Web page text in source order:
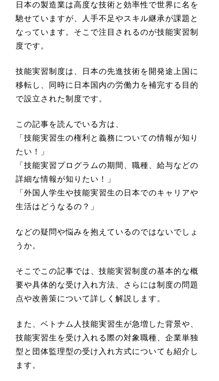
日本の製造業は高度な技術と効率性で世界に名を
馳せていますが、人手不足やスキル継承が課題と
なっています。そこで注目されるのが技能実習制
度です。
技能実習制度は、日本の先進技術を開発途上国に
移転し、同時に日本国内の労働力を補完する目的
で設立された制度です。
この記事を読んでいる方は、
「技能実習生の権利と義務についての情報が知り
たい！」
「技能実習プログラムの期間、職種、給与などの
詳細な情報が知りたい！」
「外国人学生や技能実習生の日本でのキャリアや
生活はどうなるの？」
などの疑問や悩みを抱えているのではないでしょ
うか。
そこでこの記事では、技能実習制度の基本的な概
要や具体的な受け入れ方法、さらには制度の問題
点や改善策について詳しく解説します。
また、ベトナム人技能実習生が急増した背景や、
技能実習生を受け入れる際の対象職種、企業単独
型と団体監理型の受け入れ方式についても紹介し
ます。